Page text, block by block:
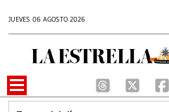
JUEVES 06 AGOSTO 2026